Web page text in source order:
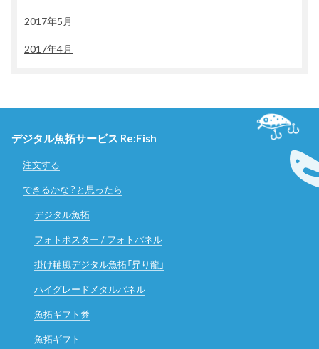
2017年5月
2017年4月
デジタル魚拓サービス Re:Fish
注文する
できるかな？と思ったら
デジタル魚拓
フォトポスター / フォトパネル
掛け軸風デジタル魚拓「昇り龍」
ハイグレードメタルパネル
魚拓ギフト券
魚拓ギフト